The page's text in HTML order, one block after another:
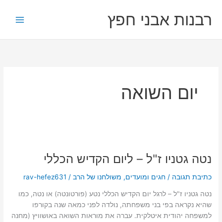
לתוכןרבנות אבני חפץ
יום השואה
נטה גטניו ז"ל – ליום הקדיש הכללי
כתיבת תגובה /חגים ומועדים, משולחנו של הרב /
rav-hefez631
נטה גטניו ז"ל – לרגל יום הקדיש הכללי נטע (פורטונטה) או נטה, כמו
שהיא נקראה בפי בני משפחתה, נולדה לפני כמאה שנה בקורפו
למשפחה יהודית איטלקית. עברה את מוראות השואה באושוויץ (מחנה
ז"ל
ליום